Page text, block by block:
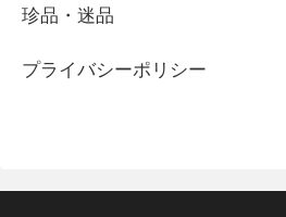
珍品・迷品
プライバシーポリシー